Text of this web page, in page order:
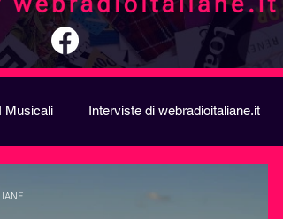
Musicali Interviste di webradioitaliane.it